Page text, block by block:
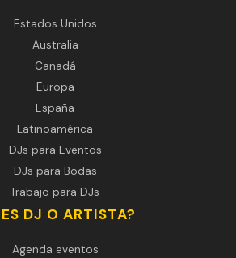
Estados Unidos
Australia
Canadá
Europa
España
Latinoamérica
DJs para Eventos
DJs para Bodas
Trabajo para DJs
DJ O ARTISTA?
Agenda eventos